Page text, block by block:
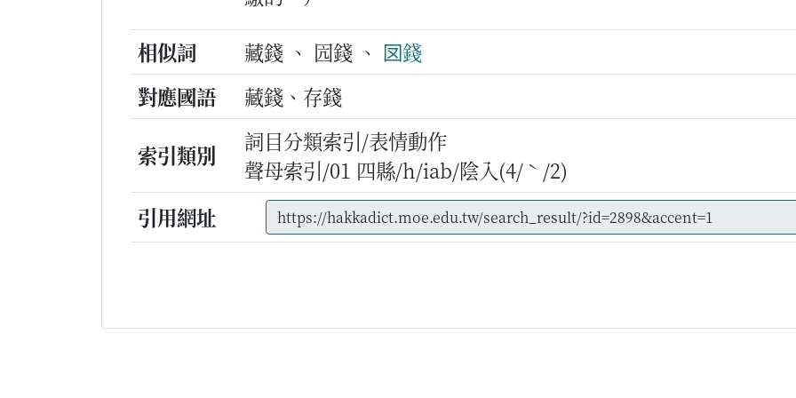
相似詞
藏錢 、 囥錢 、 㘝錢
對應國語
藏錢、存錢
索引類別
詞目分類索引/表情動作
聲母索引/01 四縣/h/iab/陰入(4/ˋ/2)
引用網址